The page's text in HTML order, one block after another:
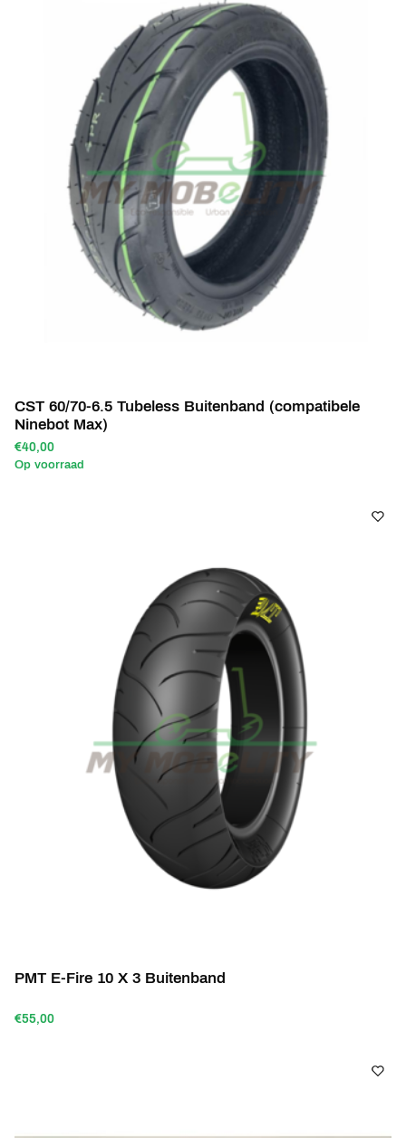
CST 60/70-6.5 Tubeless Buitenband (compatibele
Ninebot Max)
€40,00
Op voorraad
PMT E-Fire 10 X 3 Buitenband
€55,00